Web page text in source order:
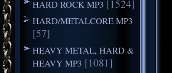
HARD ROCK MP3 [1524]
HARD/METALCORE MP3
[57]
HEAVY METAL, HARD &
HEAVY MP3 [1081]